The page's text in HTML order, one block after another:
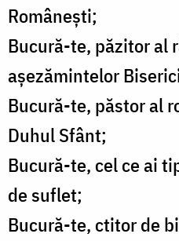
Românești;
Bucură-te, păzitor al
așezămintelor
Bucură-te, păstor al
Duhul Sfânt;
Bucură-te, cel ce ai
de suflet;
Bucură-te, ctitor de